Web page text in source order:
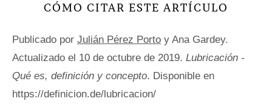
CÓMO CITAR ESTE ARTÍCULO
Publicado por Julián Pérez Porto y Ana Gardey.
Actualizado el 10 de octubre de 2019. Lubricación -
Qué es, definición y concepto. Disponible en
https://definicion.de/lubricacion/